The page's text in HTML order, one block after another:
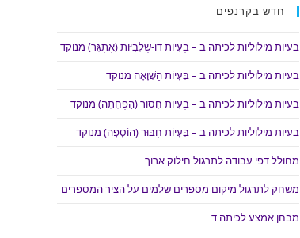
חדש בקרנפים
בעיות מילוליות לכיתה ב – בְּעָיוֹת דּוּ-שְׁלָבִיּוֹת (אֶתְגָּר) מנוקד
בעיות מילוליות לכיתה ב – בְּעָיוֹת הַשְׁוָאָה מנוקד
בעיות מילוליות לכיתה ב – בְּעָיוֹת חִסּוּר (הַפְחָתָה) מנוקד
בעיות מילוליות לכיתה ב – בְּעָיוֹת חִבּוּר (הוֹסָפָה) מנוקד
מחולל דפי עבודה לתרגול חילוק ארוך
משחק לתרגול מיקום מספרים שלמים על הציר המספרים
מבחן אמצע לכיתה ד